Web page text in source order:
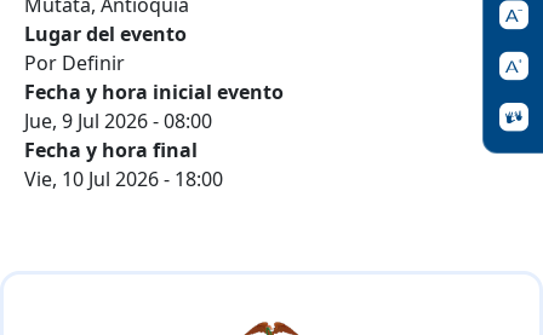
Lugar del evento
Por Definir
Fecha y hora inicial evento
Jue, 9 Jul 2026 - 08:00
Fecha y hora final
Vie, 10 Jul 2026 - 18:00